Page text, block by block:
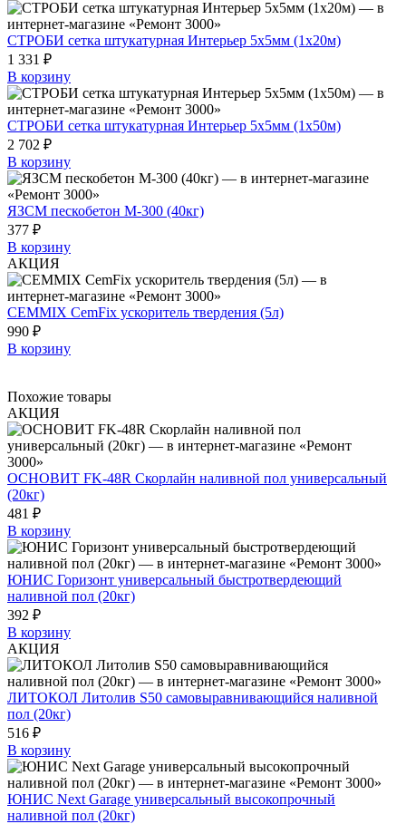
СТРОБИ сетка штукатурная Интерьер 5х5мм (1х20м)
1 331 ₽
В корзину
СТРОБИ сетка штукатурная Интерьер 5х5мм (1х50м)
2 702 ₽
В корзину
ЯЗСМ пескобетон М-300 (40кг)
377 ₽
В корзину
АКЦИЯ
CEMMIX CemFix ускоритель твердения (5л)
990 ₽
В корзину
Похожие товары
АКЦИЯ
ОСНОВИТ FK-48R Скорлайн наливной пол универсальный
(20кг)
481 ₽
В корзину
ЮНИС Горизонт универсальный быстротвердеющий
наливной пол (20кг)
392 ₽
В корзину
АКЦИЯ
ЛИТОКОЛ Литолив S50 самовыравнивающийся наливной
пол (20кг)
516 ₽
В корзину
ЮНИС Next Garage универсальный высокопрочный
наливной пол (20кг)